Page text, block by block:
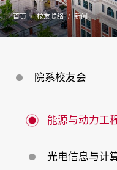
告
校
友
首页 校友联络 新闻
院系校友会
能源与动力工
光电信息与计